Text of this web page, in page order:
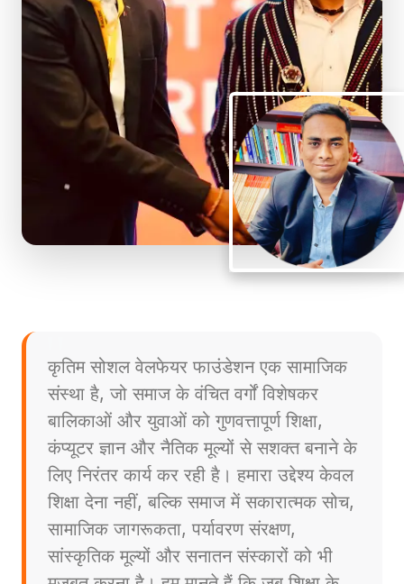
कृतिम सोशल वेलफेयर फाउंडेशन एक सामाजिक
संस्था है, जो समाज के वंचित वर्गों विशेषकर
बालिकाओं और युवाओं को गुणवत्तापूर्ण शिक्षा,
कंप्यूटर ज्ञान और नैतिक मूल्यों से सशक्त बनाने के
लिए निरंतर कार्य कर रही है। हमारा उद्देश्य केवल
शिक्षा देना नहीं, बल्कि समाज में सकारात्मक सोच,
सामाजिक जागरूकता, पर्यावरण संरक्षण,
सांस्कृतिक मूल्यों और सनातन संस्कारों को भी